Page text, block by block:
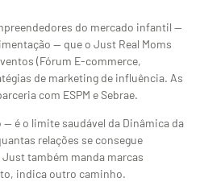
do mercado infantil —
— que o Just Real Moms
(Fórum E-commerce,
de marketing de influência. As
com ESPM e Sebrae.
— é o limite saudável da Dinâmica da
relações se consegue
também manda marcas
indica outro caminho.